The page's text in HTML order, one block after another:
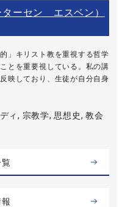
ーセン エスベン）
」キリスト教を重視する哲学
とを重要視している。私の講
映しており、生徒が自分自身
ィ, 宗教学, 思想史, 教会